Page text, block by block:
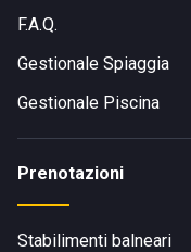
F.A.Q.
Gestionale Spiaggia
Gestionale Piscina
Prenotazioni
Stabilimenti balneari